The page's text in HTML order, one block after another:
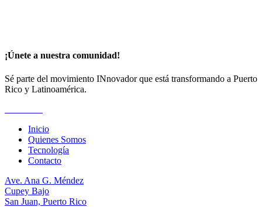
¡Únete a nuestra comunidad!
Sé parte del movimiento INnovador que está transformando a Puerto
Rico y Latinoamérica.
Inicio
Quienes Somos
Tecnología
Contacto
Ave. Ana G. Méndez
Cupey Bajo
San Juan, Puerto Rico